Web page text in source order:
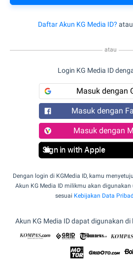
Daftar Akun KG Media ID? atau
atau
Login KG Media ID
Masuk dengan
Masuk dengan
Masuk dengan
Sign in with Apple
Dengan login di KGMedia ID, kamu
Akun KG Media ID milikmu akan
sesuai Kebijakan Data
Akun KG Media ID dapat digunakan